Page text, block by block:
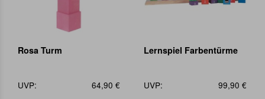
Rosa Turm
UVP: 64,90 €
Lernspiel Farbentürme
UVP: 99,90 €